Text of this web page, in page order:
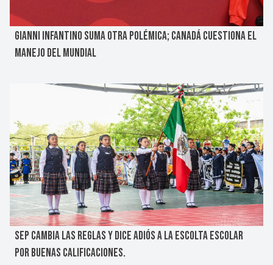
GIANNI INFANTINO SUMA OTRA POLÉMICA; CANADÁ CUESTIONA EL
MANEJO DEL MUNDIAL
SEP CAMBIA LAS REGLAS Y DICE ADIÓS A LA ESCOLTA ESCOLAR
POR BUENAS CALIFICACIONES.